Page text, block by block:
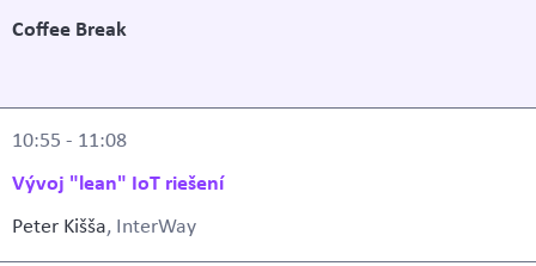
Coffee Break
10:55 - 11:08
Vývoj "lean" IoT riešení
Peter Kišša, InterWay